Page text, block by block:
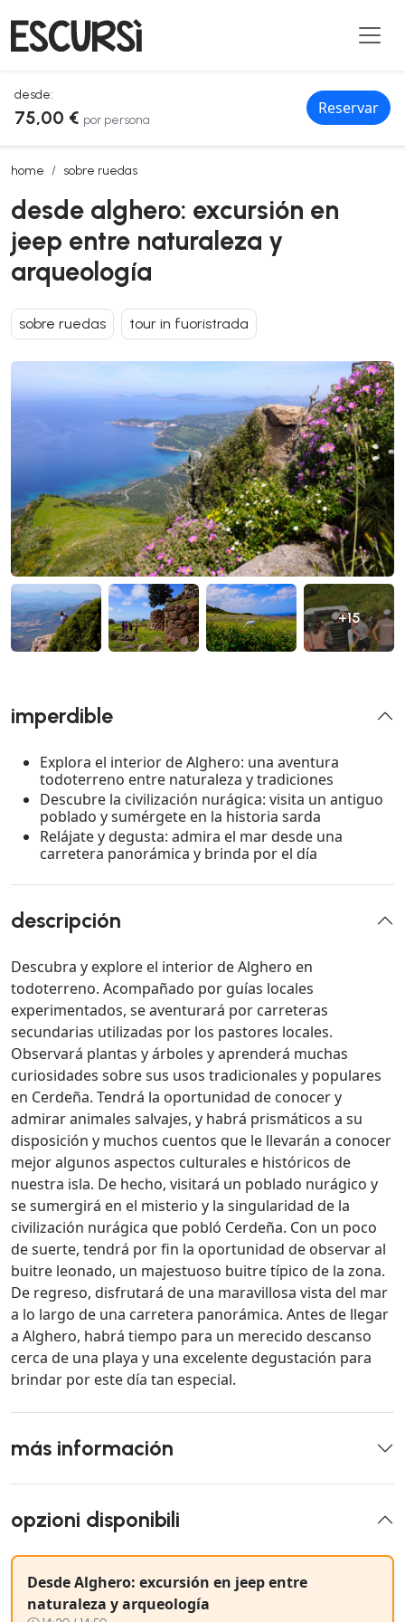
desde:
75,00 € por persona
Reservar
home sobre ruedas
desde alghero: excursión en jeep entre naturaleza y arqueología
desde alghero: excursión en
jeep entre naturaleza y
arqueología
sobre ruedas tour in fuoristrada
+15
imperdible
Explora el interior de Alghero: una aventura
todoterreno entre naturaleza y tradiciones
Descubre la civilización nurágica: visita un antiguo
poblado y sumérgete en la historia sarda
Relájate y degusta: admira el mar desde una
carretera panorámica y brinda por el día
descripción
Descubra y explore el interior de Alghero en
todoterreno. Acompañado por guías locales
experimentados, se aventurará por carreteras
secundarias utilizadas por los pastores locales.
Observará plantas y árboles y aprenderá muchas
curiosidades sobre sus usos tradicionales y populares
en Cerdeña. Tendrá la oportunidad de conocer y
admirar animales salvajes, y habrá prismáticos a su
disposición y muchos cuentos que le llevarán a conocer
mejor algunos aspectos culturales e históricos de
nuestra isla. De hecho, visitará un poblado nurágico y
se sumergirá en el misterio y la singularidad de la
civilización nurágica que pobló Cerdeña. Con un poco
de suerte, tendrá por fin la oportunidad de observar al
buitre leonado, un majestuoso buitre típico de la zona.
De regreso, disfrutará de una maravillosa vista del mar
a lo largo de una carretera panorámica. Antes de llegar
a Alghero, habrá tiempo para un merecido descanso
cerca de una playa y una excelente degustación para
brindar por este día tan especial.
más información
opzioni disponibili
Desde Alghero: excursión en jeep entre
naturaleza y arqueología